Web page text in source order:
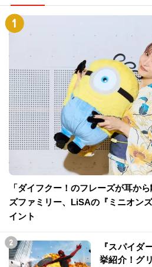
「ダイフクー！のフレーズが耳か
ズファミリー、LiSAの『ミニオン
イント
『スパイダ
挙紹介！グ